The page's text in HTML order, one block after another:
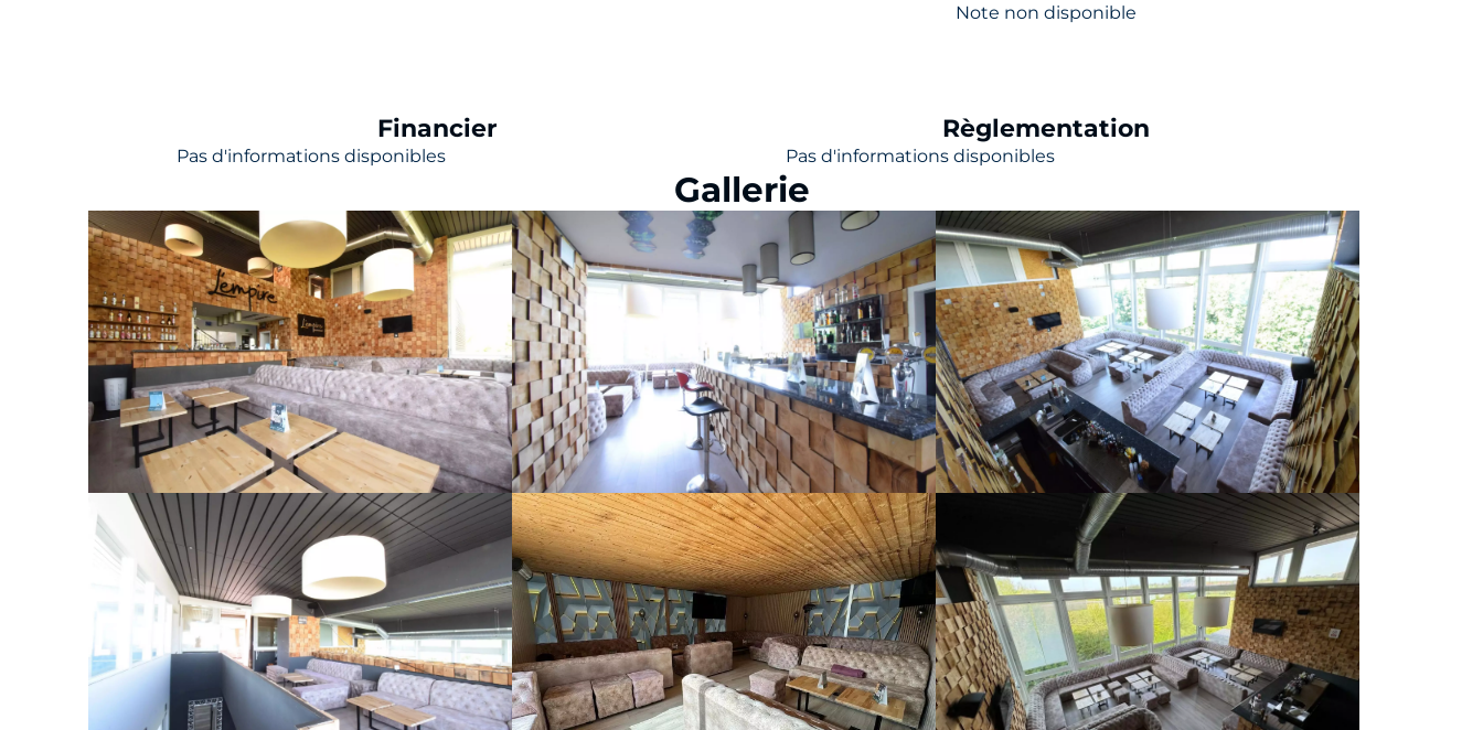
Note non disponible
Financier
Pas d'informations disponibles
Règlementation
Pas d'informations disponibles
Gallerie